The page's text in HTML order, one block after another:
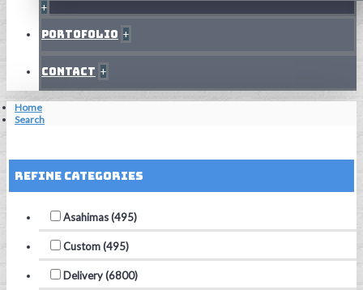
+
Portofolio +
Contact +
Home
Search
Refine Categories
Asahimas (495)
Custom (495)
Delivery (6800)